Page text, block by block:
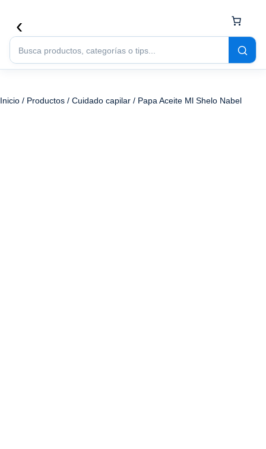
Buscar
productos
Inicio / Productos / Cuidado capilar / Papa Aceite Ml Shelo Nabel